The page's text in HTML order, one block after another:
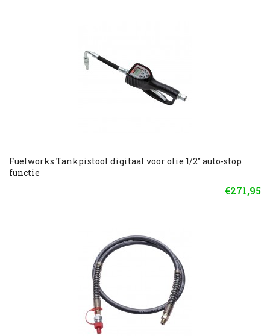
Fuelworks Tankpistool digitaal voor olie 1/2'' auto-stop
functie
€271,95